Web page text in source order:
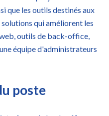
que les outils destinés aux
qui améliorent les
outils de back-office,
équipe d'administrateurs
poste